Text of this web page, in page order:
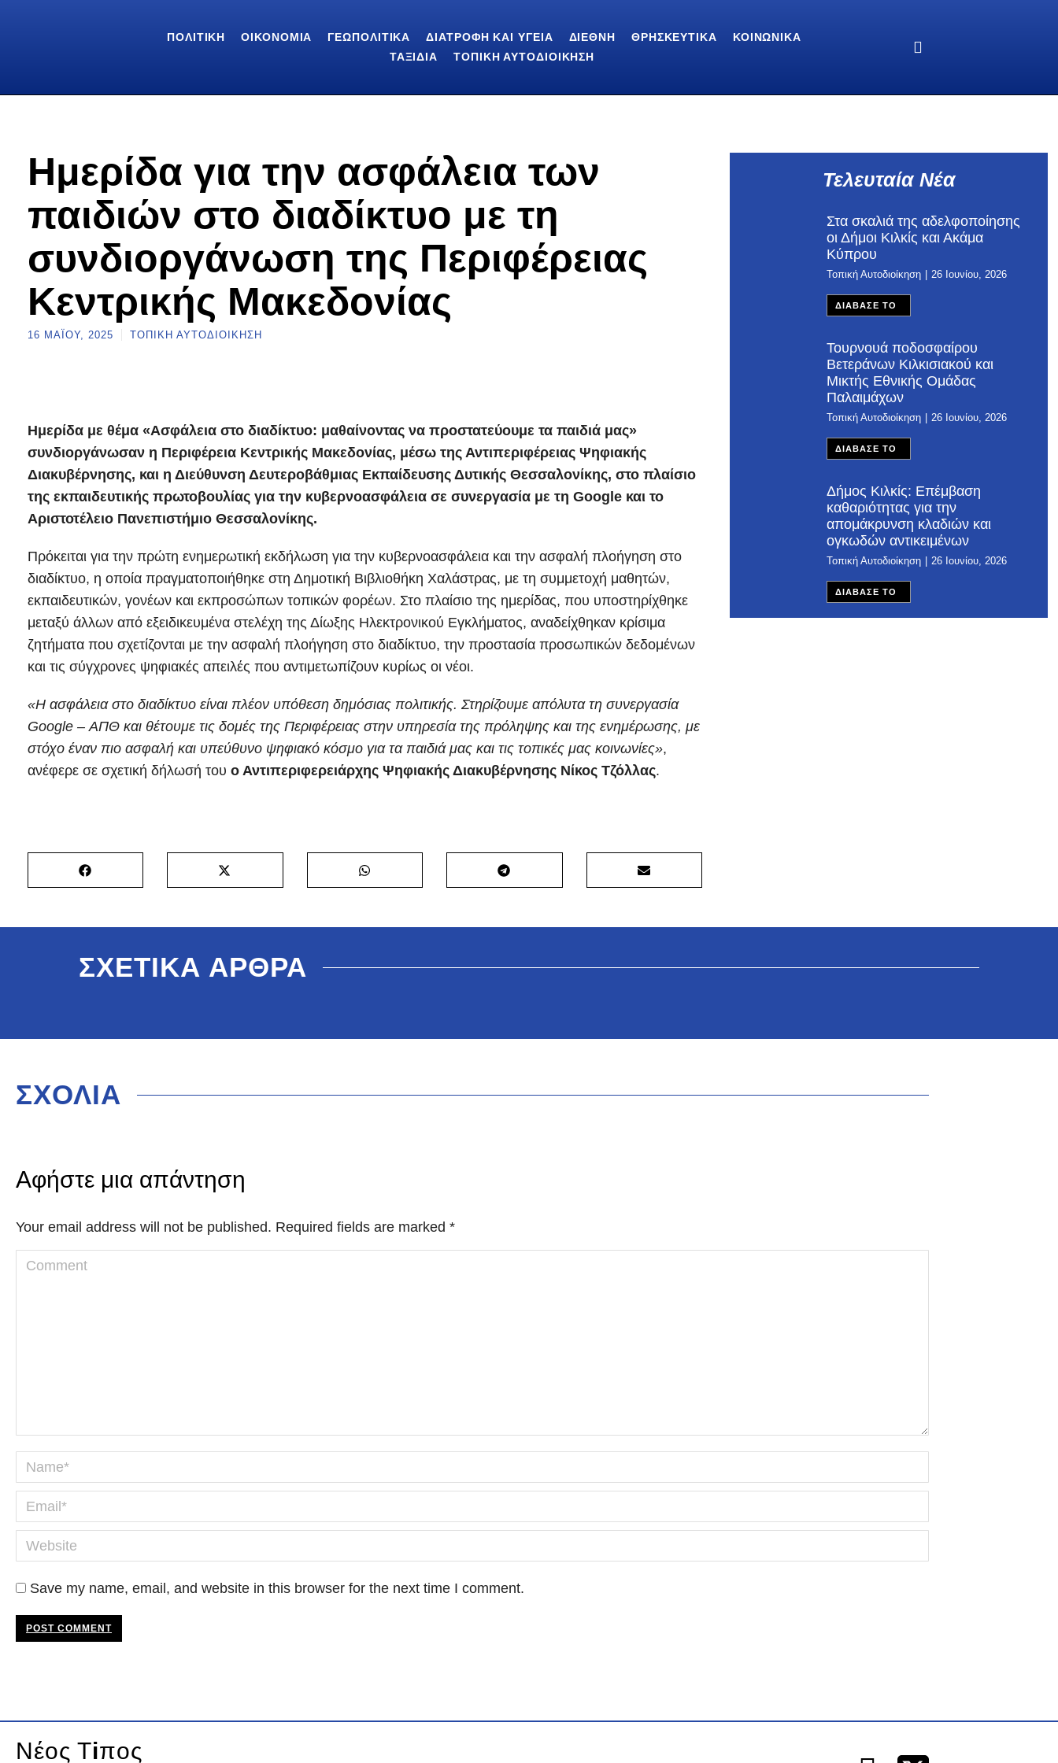
ΠΟΛΙΤΙΚΉ ΟΙΚΟΝΟΜΊΑ ΓΕΩΠΟΛΙΤΙΚΆ ΔΙΑΤΡΟΦΉ ΚΑΙ ΥΓΕΊΑ ΔΙΕΘΝΉ ΘΡΗΣΚΕΥΤΙΚΆ
ΚΟΙΝΩΝΙΚΆ
ΤΑΞΊΔΙΑ
ΤΟΠΙΚΉ ΑΥΤΟΔΙΟΊΚΗΣΗ
Ημερίδα για την ασφάλεια των
παιδιών στο διαδίκτυο με τη
συνδιοργάνωση της Περιφέρειας
Κεντρικής Μακεδονίας
16 ΜΑΪ́ΟΥ, 2025 ΤΟΠΙΚΉ ΑΥΤΟΔΙΟΊΚΗΣΗ
Ημερίδα με θέμα «Ασφάλεια στο διαδίκτυο: μαθαίνοντας να προστατεύουμε τα παιδιά μας»
συνδιοργάνωσαν η Περιφέρεια Κεντρικής Μακεδονίας, μέσω της Αντιπεριφέρειας Ψηφιακής
Διακυβέρνησης, και η Διεύθυνση Δευτεροβάθμιας Εκπαίδευσης Δυτικής Θεσσαλονίκης, στο πλαίσιο
της εκπαιδευτικής πρωτοβουλίας για την κυβερνοασφάλεια σε συνεργασία με τη Google και το
Αριστοτέλειο Πανεπιστήμιο Θεσσαλονίκης.
Πρόκειται για την πρώτη ενημερωτική εκδήλωση για την κυβερνοασφάλεια και την ασφαλή πλοήγηση στο
διαδίκτυο, η οποία πραγματοποιήθηκε στη Δημοτική Βιβλιοθήκη Χαλάστρας, με τη συμμετοχή μαθητών,
εκπαιδευτικών, γονέων και εκπροσώπων τοπικών φορέων. Στο πλαίσιο της ημερίδας, που υποστηρίχθηκε
μεταξύ άλλων από εξειδικευμένα στελέχη της Δίωξης Ηλεκτρονικού Εγκλήματος, αναδείχθηκαν κρίσιμα
ζητήματα που σχετίζονται με την ασφαλή πλοήγηση στο διαδίκτυο, την προστασία προσωπικών δεδομένων
και τις σύγχρονες ψηφιακές απειλές που αντιμετωπίζουν κυρίως οι νέοι.
«Η ασφάλεια στο διαδίκτυο είναι πλέον υπόθεση δημόσιας πολιτικής. Στηρίζουμε απόλυτα τη συνεργασία
Google – ΑΠΘ και θέτουμε τις δομές της Περιφέρειας στην υπηρεσία της πρόληψης και της ενημέρωσης, με
στόχο έναν πιο ασφαλή και υπεύθυνο ψηφιακό κόσμο για τα παιδιά μας και τις τοπικές μας κοινωνίες»,
ανέφερε σε σχετική δήλωσή του ο Αντιπεριφερειάρχης Ψηφιακής Διακυβέρνησης Νίκος Τζόλλας.
Τελευταία Νέα
Στα σκαλιά της αδελφοποίησης
οι Δήμοι Κιλκίς και Ακάμα
Κύπρου
Τοπική Αυτοδιοίκηση 26 Ιουνίου, 2026
ΔΙΑΒΑΣΕ ΤΟ
Τουρνουά ποδοσφαίρου
Βετεράνων Κιλκισιακού και
Μικτής Εθνικής Ομάδας
Παλαιμάχων
Τοπική Αυτοδιοίκηση 26 Ιουνίου, 2026
ΔΙΑΒΑΣΕ ΤΟ
Δήμος Κιλκίς: Επέμβαση
καθαριότητας για την
απομάκρυνση κλαδιών και
ογκωδών αντικειμένων
Τοπική Αυτοδιοίκηση 26 Ιουνίου, 2026
ΔΙΑΒΑΣΕ ΤΟ
ΣΧΕΤΙΚΑ ΑΡΘΡΑ
ΣΧΟΛΙΑ
Αφήστε μια απάντηση
Your email address will not be published. Required fields are marked *
Comment
Name *
Email *
Website
Save my name, email, and website in this browser for the next time I comment.
POST COMMENT
Νέος Τiπος